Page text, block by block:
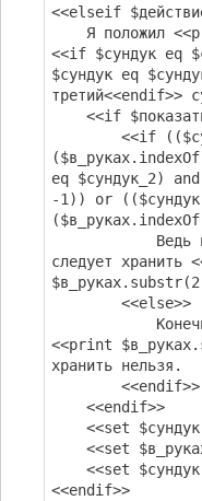
<<elseif
Я положил
<<if $сундук eq
$сундук eq
третий<<endif>>
<<if
<<if
eq $сундук_2)
-1)) or (($сундук
Ведь
следует хранить
<<else>>
Конечно,
<<print
хранить нельзя.
<<endif>>
<<endif>>
<<set
<<set
<<set $сундук
<<endif>>